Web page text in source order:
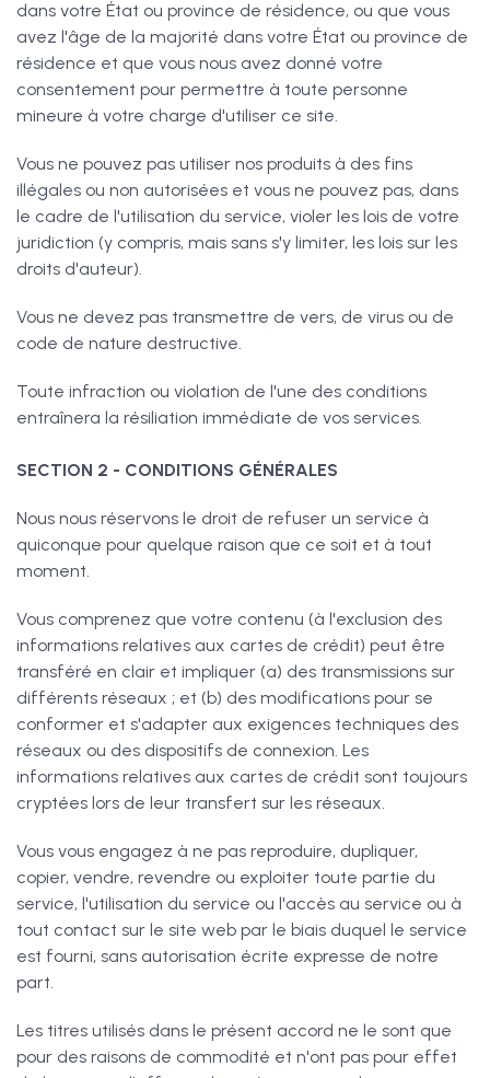
dans votre État ou province de résidence, ou que vous
avez l'âge de la majorité dans votre État ou province de
résidence et que vous nous avez donné votre
consentement pour permettre à toute personne
mineure à votre charge d'utiliser ce site.
Vous ne pouvez pas utiliser nos produits à des fins
illégales ou non autorisées et vous ne pouvez pas, dans
le cadre de l'utilisation du service, violer les lois de votre
juridiction (y compris, mais sans s'y limiter, les lois sur les
droits d'auteur).
Vous ne devez pas transmettre de vers, de virus ou de
code de nature destructive.
Toute infraction ou violation de l'une des conditions
entraînera la résiliation immédiate de vos services.
SECTION 2 - CONDITIONS GÉNÉRALES
Nous nous réservons le droit de refuser un service à
quiconque pour quelque raison que ce soit et à tout
moment.
Vous comprenez que votre contenu (à l'exclusion des
informations relatives aux cartes de crédit) peut être
transféré en clair et impliquer (a) des transmissions sur
différents réseaux ; et (b) des modifications pour se
conformer et s'adapter aux exigences techniques des
réseaux ou des dispositifs de connexion. Les
informations relatives aux cartes de crédit sont toujours
cryptées lors de leur transfert sur les réseaux.
Vous vous engagez à ne pas reproduire, dupliquer,
copier, vendre, revendre ou exploiter toute partie du
service, l'utilisation du service ou l'accès au service ou à
tout contact sur le site web par le biais duquel le service
est fourni, sans autorisation écrite expresse de notre
part.
Les titres utilisés dans le présent accord ne le sont que
pour des raisons de commodité et n'ont pas pour effet